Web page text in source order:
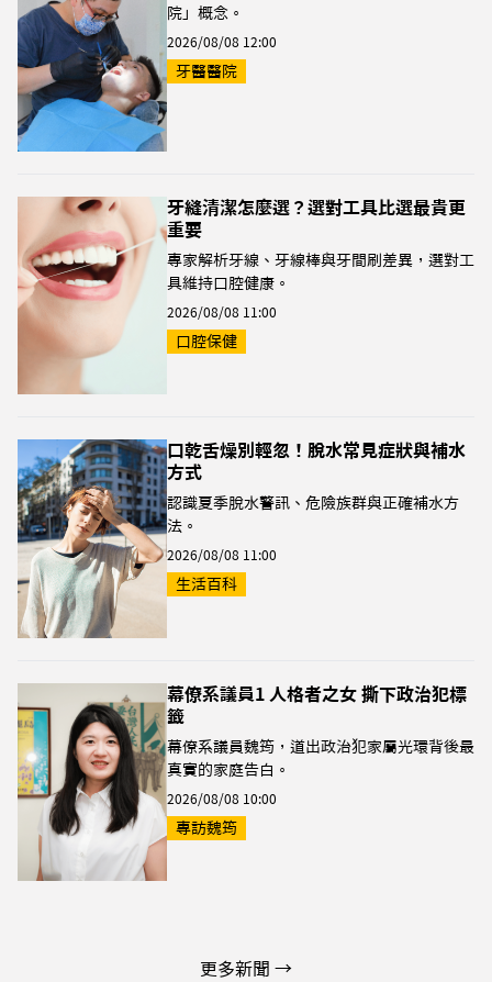
院」概念。
2026/08/08 12:00
牙醫醫院
牙縫清潔怎麼選？選對工具比選最貴更
重要
專家解析牙線、牙線棒與牙間刷差異，選對工
具維持口腔健康。
2026/08/08 11:00
口腔保健
口乾舌燥別輕忽！脫水常見症狀與補水
方式
認識夏季脫水警訊、危險族群與正確補水方
法。
2026/08/08 11:00
生活百科
幕僚系議員1 人格者之女 撕下政治犯標
籤
幕僚系議員魏筠，道出政治犯家屬光環背後最
真實的家庭告白。
2026/08/08 10:00
專訪魏筠
更多新聞 →